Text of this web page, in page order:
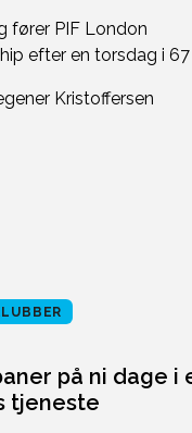
fører PIF London
efter en torsdag i
på ni dage i
tjeneste